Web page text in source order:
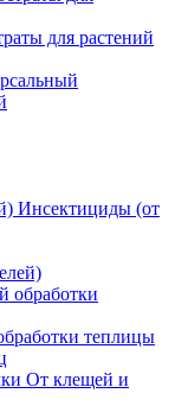
для растений
Инсектициды (от
теплицы
От клещей и